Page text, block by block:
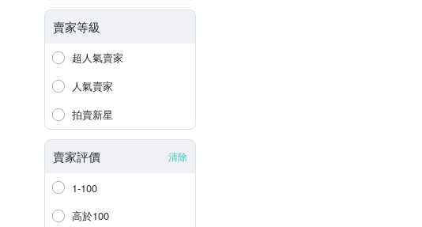
賣家等級
超人氣賣家
人氣賣家
拍賣新星
賣家評價 清除
1-100
高於100